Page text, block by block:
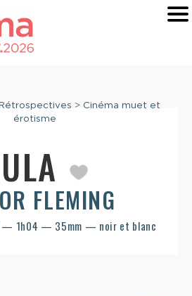
Rétrospectives > Cinéma muet et
érotisme
FLEMING
1h04 — 35mm — noir et blanc